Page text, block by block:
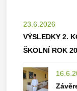
23.6.2026
VÝSLEDKY 2.
ŠKOLNÍ ROK